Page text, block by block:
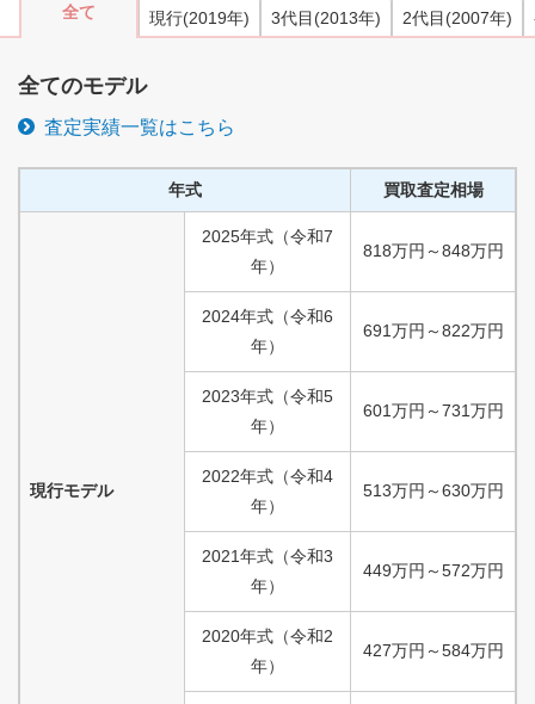
全て 現行(2019年) 3代目 (2013年) 2代目 (2007年)
全てのモデル
査定実績一覧はこちら
年式 買取査定相場
現行モデル
2025年式 （令和7
年）
818万円 ～848万円
2024年式 （令和6
年）
691万円 ～822万円
2023年式 （令和5
年）
601万円 ～731万円
2022年式 （令和4
年）
513万円 ～630万円
2021年式 （令和3
年）
449万円 ～572万円
2020年式 （令和2
年）
427万円 ～584万円